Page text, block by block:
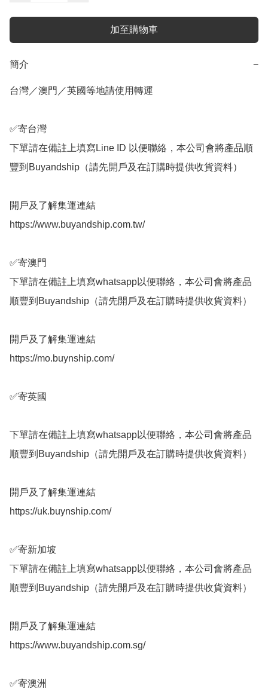
加至購物車
簡介 −
台灣／澳門／英國等地請使用轉運
✅️寄台灣
下單請在備註上填寫Line ID 以便聯絡，本公司會將產品順
豐到Buyandship（請先開戶及在訂購時提供收貨資料）
開戶及了解集運連結
https://www.buyandship.com.tw/
✅️寄澳門
下單請在備註上填寫whatsapp以便聯絡，本公司會將產品
順豐到Buyandship（請先開戶及在訂購時提供收貨資料）
開戶及了解集運連結
https://mo.buynship.com/
✅️寄英國
下單請在備註上填寫whatsapp以便聯絡，本公司會將產品
順豐到Buyandship（請先開戶及在訂購時提供收貨資料）
開戶及了解集運連結
https://uk.buynship.com/
✅️寄新加坡
下單請在備註上填寫whatsapp以便聯絡，本公司會將產品
順豐到Buyandship（請先開戶及在訂購時提供收貨資料）
開戶及了解集運連結
https://www.buyandship.com.sg/
✅️寄澳洲